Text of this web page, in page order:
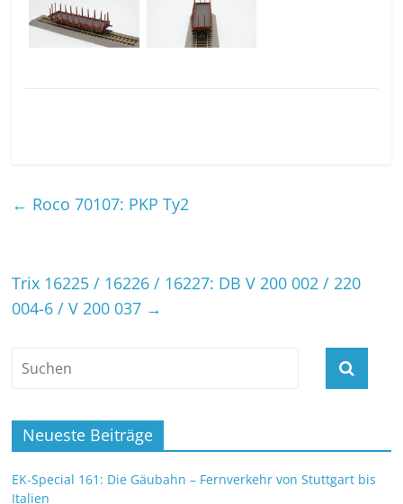
← Roco 70107: PKP Ty2
Trix 16225 / 16226 / 16227: DB V 200 002 / 220
004-6 / V 200 037 →
Neueste Beiträge
EK-Special 161: Die Gäubahn – Fernverkehr von Stuttgart bis
Italien